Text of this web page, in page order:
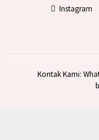
Instagram
Kontak Kami: